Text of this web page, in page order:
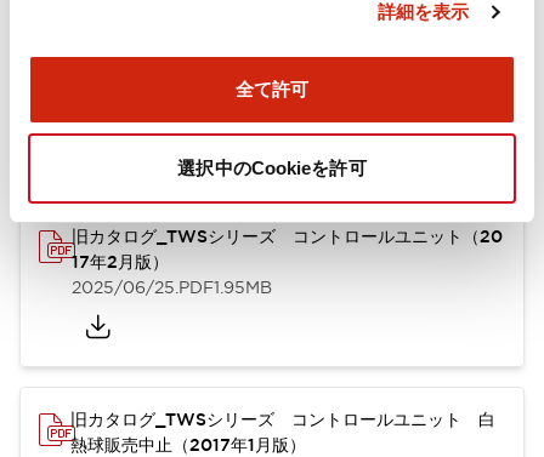
詳細を表示
全て許可
選択中のCookieを許可
旧カタログ_TWSシリーズ コントロールユニット（20
25年4月版）（日本語）
2.37MB
旧カタログ_TWSシリーズ コントロールユニット（20
17年2月版）
2025/06/25.PDF1.95MB
旧カタログ_TWSシリーズ コントロールユニット 白
熱球販売中止（2017年1月版）